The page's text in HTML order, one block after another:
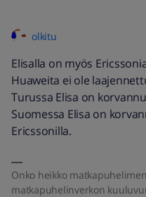
olkitu
Elisalla on myös
Huaweita ei ole
Turussa Elisa on
Suomessa Elisa on
Ericssonilla.
Onko heikko
matkapuhelinverkon